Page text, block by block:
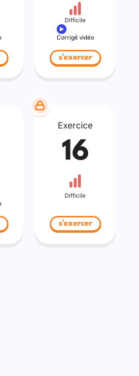
Difficile
Corrigé vidéo
s'exercer
Exercice
16
Difficile
s'exercer